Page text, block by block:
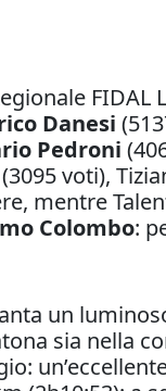
Danesi
Pedroni
voti),
mentre
Colombo:
un
sia nella